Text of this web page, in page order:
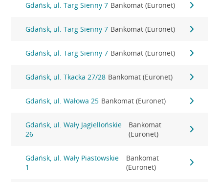
Gdańsk, ul. Targ Sienny 7 Bankomat (Euronet)
Gdańsk, ul. Targ Sienny 7 Bankomat (Euronet)
Gdańsk, ul. Targ Sienny 7 Bankomat (Euronet)
Gdańsk, ul. Tkacka 27/28 Bankomat (Euronet)
Gdańsk, ul. Wałowa 25 Bankomat (Euronet)
Gdańsk, ul. Wały Jagiellońskie
26
Bankomat
(Euronet)
Gdańsk, ul. Wały Piastowskie
1
Bankomat
(Euronet)